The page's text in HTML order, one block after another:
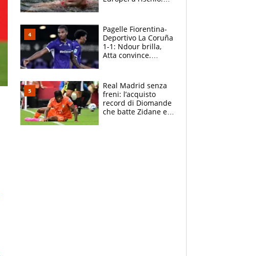
adesso
Pagelle Fiorentina-
Deportivo La Coruña
1-1: Ndour brilla,
Atta convince.
Real Madrid senza
freni: l’acquisto
record di Diomande
che batte Zidane e